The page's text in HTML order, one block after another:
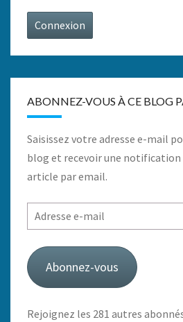
Connexion
ABONNEZ-VOUS À CE BLOG
Saisissez votre adresse e-mail
blog et recevoir une notification
article par email.
Adresse
e-
mail
Abonnez-vous
Rejoignez les 281 autres